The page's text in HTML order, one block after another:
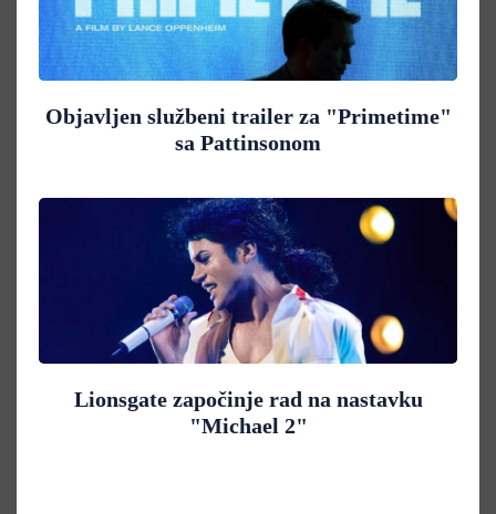
Objavljen službeni trailer za "Primetime"
sa Pattinsonom
Lionsgate započinje rad na nastavku
"Michael 2"